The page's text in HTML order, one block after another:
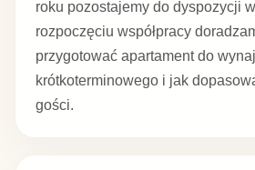
roku pozostajemy do dyspozycji
rozpoczęciu współpracy
przygotować apartament do
krótkoterminowego i jak
gości.